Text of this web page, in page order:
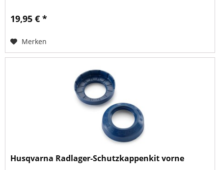
19,95 € *
Merken
Husqvarna Radlager-Schutzkappenkit vorne